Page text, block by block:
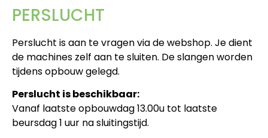
PERSLUCHT
Perslucht is aan te vragen via de webshop. Je dient
de machines zelf aan te sluiten. De slangen worden
tijdens opbouw gelegd.
Perslucht is beschikbaar:
Vanaf laatste opbouwdag 13.00u tot laatste
beursdag 1 uur na sluitingstijd.